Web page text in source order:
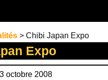
> Chibi Japan Expo
Expo
octobre 2008